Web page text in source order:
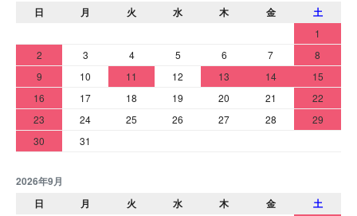
日
月 火 水 木 金 土
1
2
3 4 5 6 7
8
9
10 11 12 13 14
15
16
17 18 19 20 21
22
23
24 25 26 27 28
29
30
31
2026年9月
日
月 火 水 木 金 土